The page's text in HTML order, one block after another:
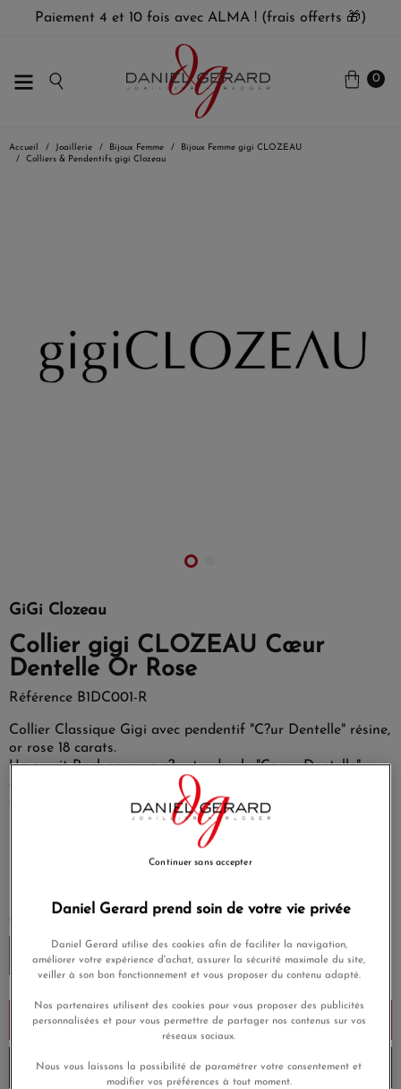
Paiement 4 et 10 fois avec ALMA ! (frais offerts 🎁)
0
Accueil Joaillerie Bijoux Femme
Bijoux Femme gigi CLOZEAU
Colliers & Pendentifs gigi Clozeau
GiGi Clozeau
Collier gigi CLOZEAU Cœur
Dentelle Or Rose
Référence B1DC001-R
Collier Classique Gigi avec pendentif "C?ur Dentelle" résine,
or rose 18 carats.
Un esprit Rock sous un c?ur tendre, le "Coeur Dentelle"
casse les codes. Un brin de délicatesse et beaucoup de
caractère ?
COULEUR DE RÉSINE
Ajouter au panier
Envoi sous 8 à 10 jours
Daniel Gerard prend soin de votre vie privée
Daniel Gerard utilise des cookies afin de faciliter la navigation,
améliorer votre expérience d'achat, assurer la sécurité maximale du site,
veiller à son bon fonctionnement et vous proposer du contenu adapté.
Nos partenaires utilisent des cookies pour vous proposer des publicités
personnalisées et pour vous permettre de partager nos contenus sur vos
réseaux sociaux.
Nous vous laissons la possibilité de paramétrer votre consentement et
modifier vos préférences à tout moment.
Continuer sans accepter